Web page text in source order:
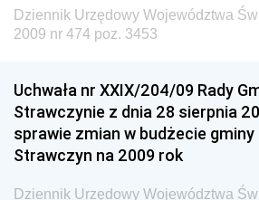
Dziennik Urzędowy Ministra
Dziennik Urzędowy Ministra
Dziennik Urzędowy Ministra
Dziennik Urzędowy Ministra do
Dziennik Urzędowy Województwa
2009 nr 474 poz. 3453
Uchwała nr XXIX/204/09 Rady
Strawczynie z dnia 28 sierpnia
sprawie zmian w budżecie gminy
Strawczyn na 2009 rok
Dziennik Urzędowy Województwa